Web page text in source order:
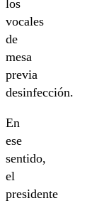
los
vocales
de
mesa
previa
desinfección.
En
ese
sentido,
el
presidente